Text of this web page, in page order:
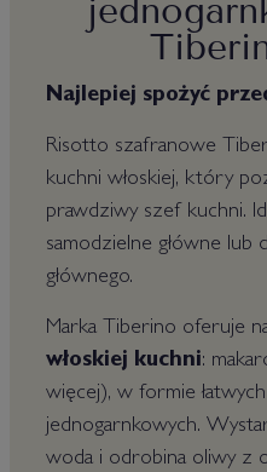
Najlepiej spożyć
Risotto szafranowe
kuchni włoskiej, który
prawdziwy szef kuchni.
samodzielne główne lub
głównego.
Marka Tiberino oferuje
włoskiej kuchni:
więcej), w formie
jednogarnkowych.
woda i odrobina oliwy z